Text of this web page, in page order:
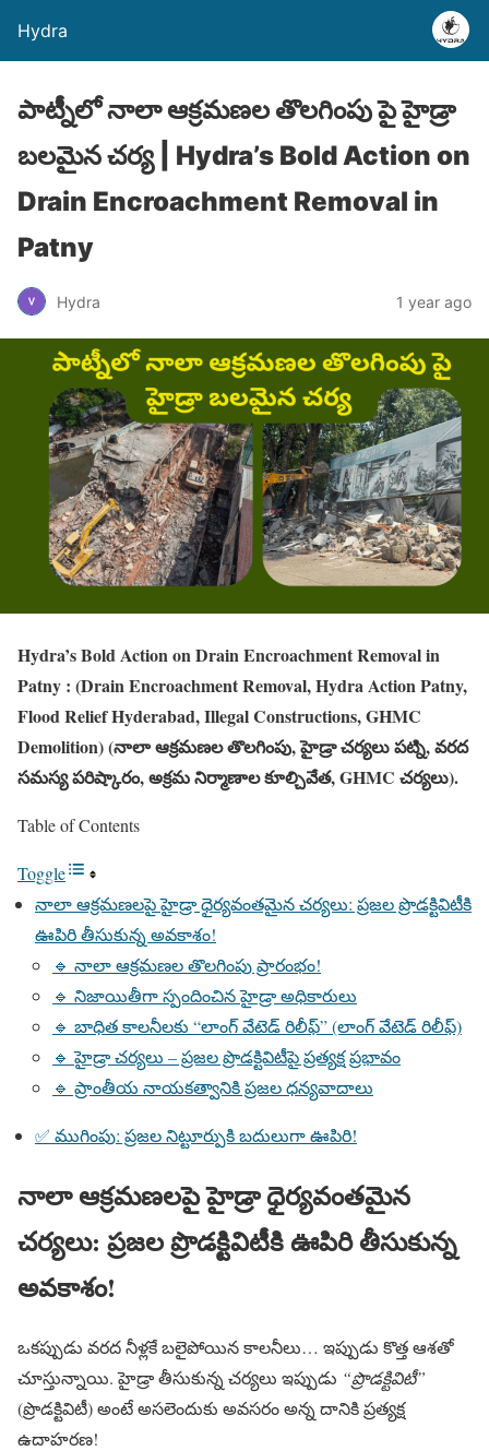
Hydra
పాట్నీలో నాలా ఆక్రమణల తొలగింపు పై హైడ్రా
బలమైన చర్య | Hydra’s Bold Action on
Drain Encroachment Removal in
Patny
Hydra 1 year ago
Hydra’s Bold Action on Drain Encroachment Removal in
Patny : (Drain Encroachment Removal, Hydra Action Patny,
Flood Relief Hyderabad, Illegal Constructions, GHMC
Demolition) (నాలా ఆక్రమణల తొలగింపు, హైడ్రా చర్యలు పట్ని, వరద
సమస్య పరిష్కారం, అక్రమ నిర్మాణాల కూల్చివేత, GHMC చర్యలు).
Table of Contents
Toggle
నాలా ఆక్రమణలపై హైడ్రా ధైర్యవంతమైన చర్యలు: ప్రజల ప్రొడక్టివిటీకి
ఊపిరి తీసుకున్న అవకాశం!
🔹 నాలా ఆక్రమణల తొలగింపు ప్రారంభం!
🔹 నిజాయితీగా స్పందించిన హైడ్రా అధికారులు
🔹 బాధిత కాలనీలకు “లాంగ్ వేటెడ్ రిలీఫ్” (లాంగ్ వేటెడ్ రిలీఫ్)
🔹 హైడ్రా చర్యలు – ప్రజల ప్రొడక్టివిటీపై ప్రత్యక్ష ప్రభావం
🔹 ప్రాంతీయ నాయకత్వానికి ప్రజల ధన్యవాదాలు
✅ ముగింపు: ప్రజల నిట్టూర్పుకి బదులుగా ఊపిరి!
నాలా ఆక్రమణలపై హైడ్రా ధైర్యవంతమైన
చర్యలు: ప్రజల ప్రొడక్టివిటీకి ఊపిరి తీసుకున్న
అవకాశం!
ఒకప్పుడు వరద నీళ్లకే బలైపోయిన కాలనీలు… ఇప్పుడు కొత్త ఆశతో
చూస్తున్నాయి. హైడ్రా తీసుకున్న చర్యలు ఇప్పుడు “ప్రొడక్టివిటీ”
(ప్రొడక్టివిటీ) అంటే అసలెందుకు అవసరం అన్న దానికి ప్రత్యక్ష
ఉదాహరణ!